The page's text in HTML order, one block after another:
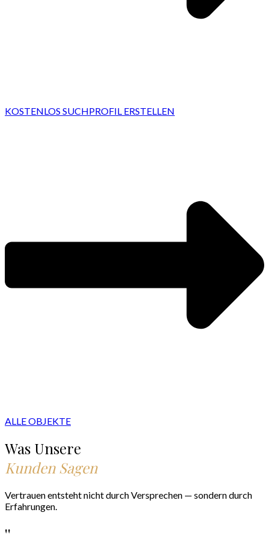
KOSTENLOS SUCHPROFIL ERSTELLEN
ALLE OBJEKTE
Was Unsere
Kunden Sagen
Vertrauen entsteht nicht durch Versprechen — sondern durch
Erfahrungen.
''